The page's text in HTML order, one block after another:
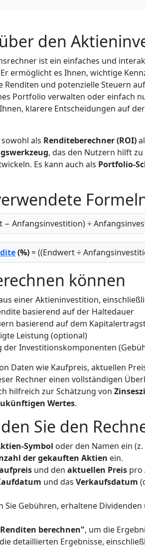
den
ist ein einfaches und
ermöglicht es Ihnen, wichtige
Renditen und potenzielle Steuern
Portfolio verwalten oder einfach
klarere Entscheidungen auf
als Renditeberechner (ROI)
, das den Nutzern hilft
Es kann auch als Portfolio-
− Anfangsinvestition) ÷
(%)= ((Endwert ÷
können
einer Aktieninvestition,
basierend auf der Haltedauer
basierend auf dem
Leistung (optional)
der Investitionskomponenten
Daten wie Kaufpreis, aktuellen
Rechner einen vollständigen
hilfreich zur Schätzung von
Wertes.
Sie den
Symbol oder den Namen ein (z.
der gekauften Aktien ein.
und den aktuellen Preis pro
und das Verkaufsdatum
Sie Gebühren, erhaltene
berechnen", um die
detaillierten Ergebnisse,